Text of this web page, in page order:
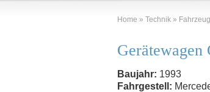
Home » Technik »
Baujahr: 1993
Fahrgestell: